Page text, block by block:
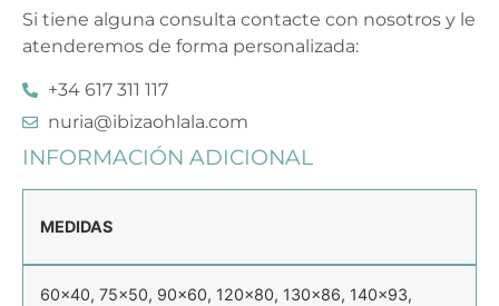
Si tiene alguna consulta contacte con nosotros y le
atenderemos de forma personalizada:
+34 617 311 117
nuria@ibizaohlala.com
INFORMACIÓN ADICIONAL
MEDIDAS
60×40, 75×50, 90×60, 120×80, 130×86, 140×93,